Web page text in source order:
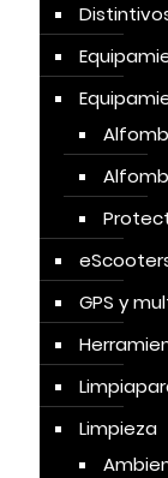
GPS y
Limpieza